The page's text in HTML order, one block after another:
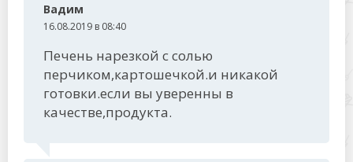
Вадим
16.08.2019 в 08:40
Печень нарезкой с солью
перчиком,картошечкой.и никакой
готовки.если вы уверенны в
качестве,продукта.